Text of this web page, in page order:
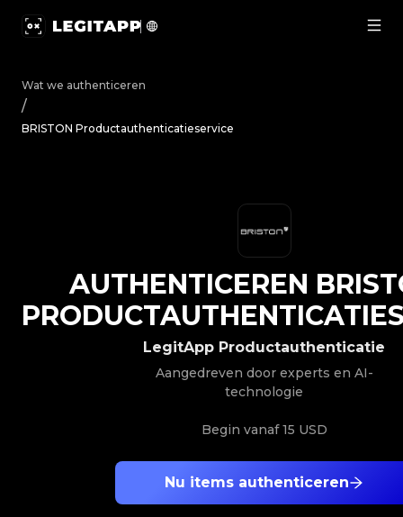
Wat we authenticeren
/
BRISTON Productauthenticatieservice
Nu items authenticeren
LegitApp Productauthenticatie
Aangedreven door experts en AI-
technologie
Begin vanaf15 USD
AUTHENTICEREN